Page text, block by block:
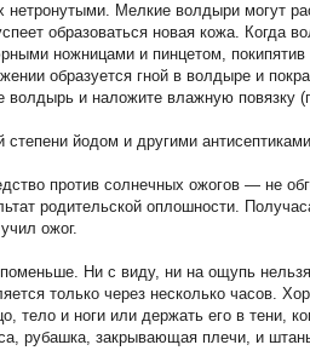
нетронутыми. Мелкие волдыри могут
образоваться новая кожа. Когда
ножницами и пинцетом,
образуется гной в волдыре и
волдырь и наложите влажную повязку
йодом и другими
против солнечных ожогов — не
родительской оплошности.
ожог.
Ни с виду, ни на ощупь
только через несколько часов.
тело и ноги или держать его в тени,
рубашка, закрывающая плечи, и